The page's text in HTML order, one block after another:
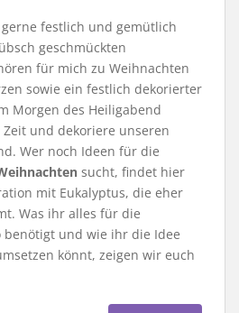
festlich und gemütlich
geschmückten
für mich zu Weihnachten
sowie ein festlich dekorierter
Morgen des Heiligabend
und dekoriere unseren
Wer noch Ideen für die
sucht, findet hier
mit Eukalyptus, die eher
Was ihr alles für die
benötigt und wie ihr die Idee
könnt, zeigen wir euch